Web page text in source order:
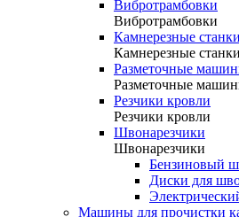
Вибротрамбовки
Вибротрамбовки
Камнерезные
Камнерезные
Разметочные
Разметочные
Резчики кровли
Резчики кровли
Швонарезчики
Швонарезчики
Бензиновый
Диски для
Машины для прочистки